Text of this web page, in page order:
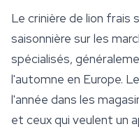
Le crinière de lion frais
saisonnière sur les
spécialisés,
l'automne en Europe.
l'année dans les
et ceux qui veulent un